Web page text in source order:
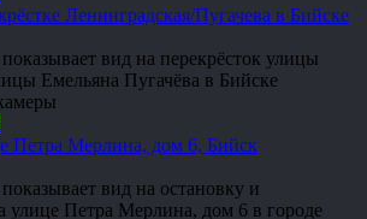
Ленинградская/Пугачева в Бийске
вид на перекрёсток улицы
Емельяна Пугачёва в Бийске
Петра Мерлина, дом 6, Бийск
вид на остановку и
улице Петра Мерлина, дом 6 в городе